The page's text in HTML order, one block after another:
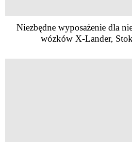
Niezbędne wyposażenie dla
wózków X-Lander,